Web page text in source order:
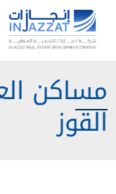
مساكن
القوز